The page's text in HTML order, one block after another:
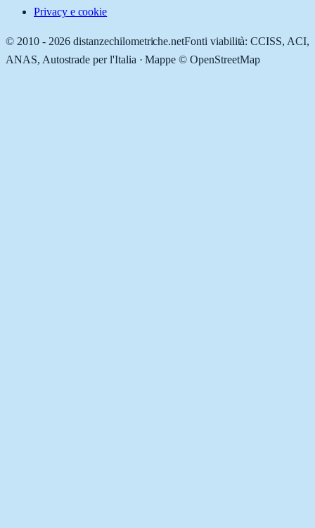
Privacy e cookie
© 2010 - 2026 distanzechilometriche.netFonti viabilità: CCISS, ACI,
ANAS, Autostrade per l'Italia · Mappe © OpenStreetMap